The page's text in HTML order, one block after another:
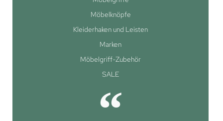
Möbelknöpfe
Kleiderhaken und Leisten
Marken
Möbelgriff-Zubehör
SALE